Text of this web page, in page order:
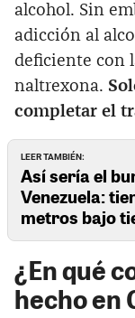
alcohol. Sin
adicción al
deficiente con
naltrexona.
completar el
LEER TAMBIÉN:
Así sería el
Venezuela:
metros bajo
¿En qué
hecho en